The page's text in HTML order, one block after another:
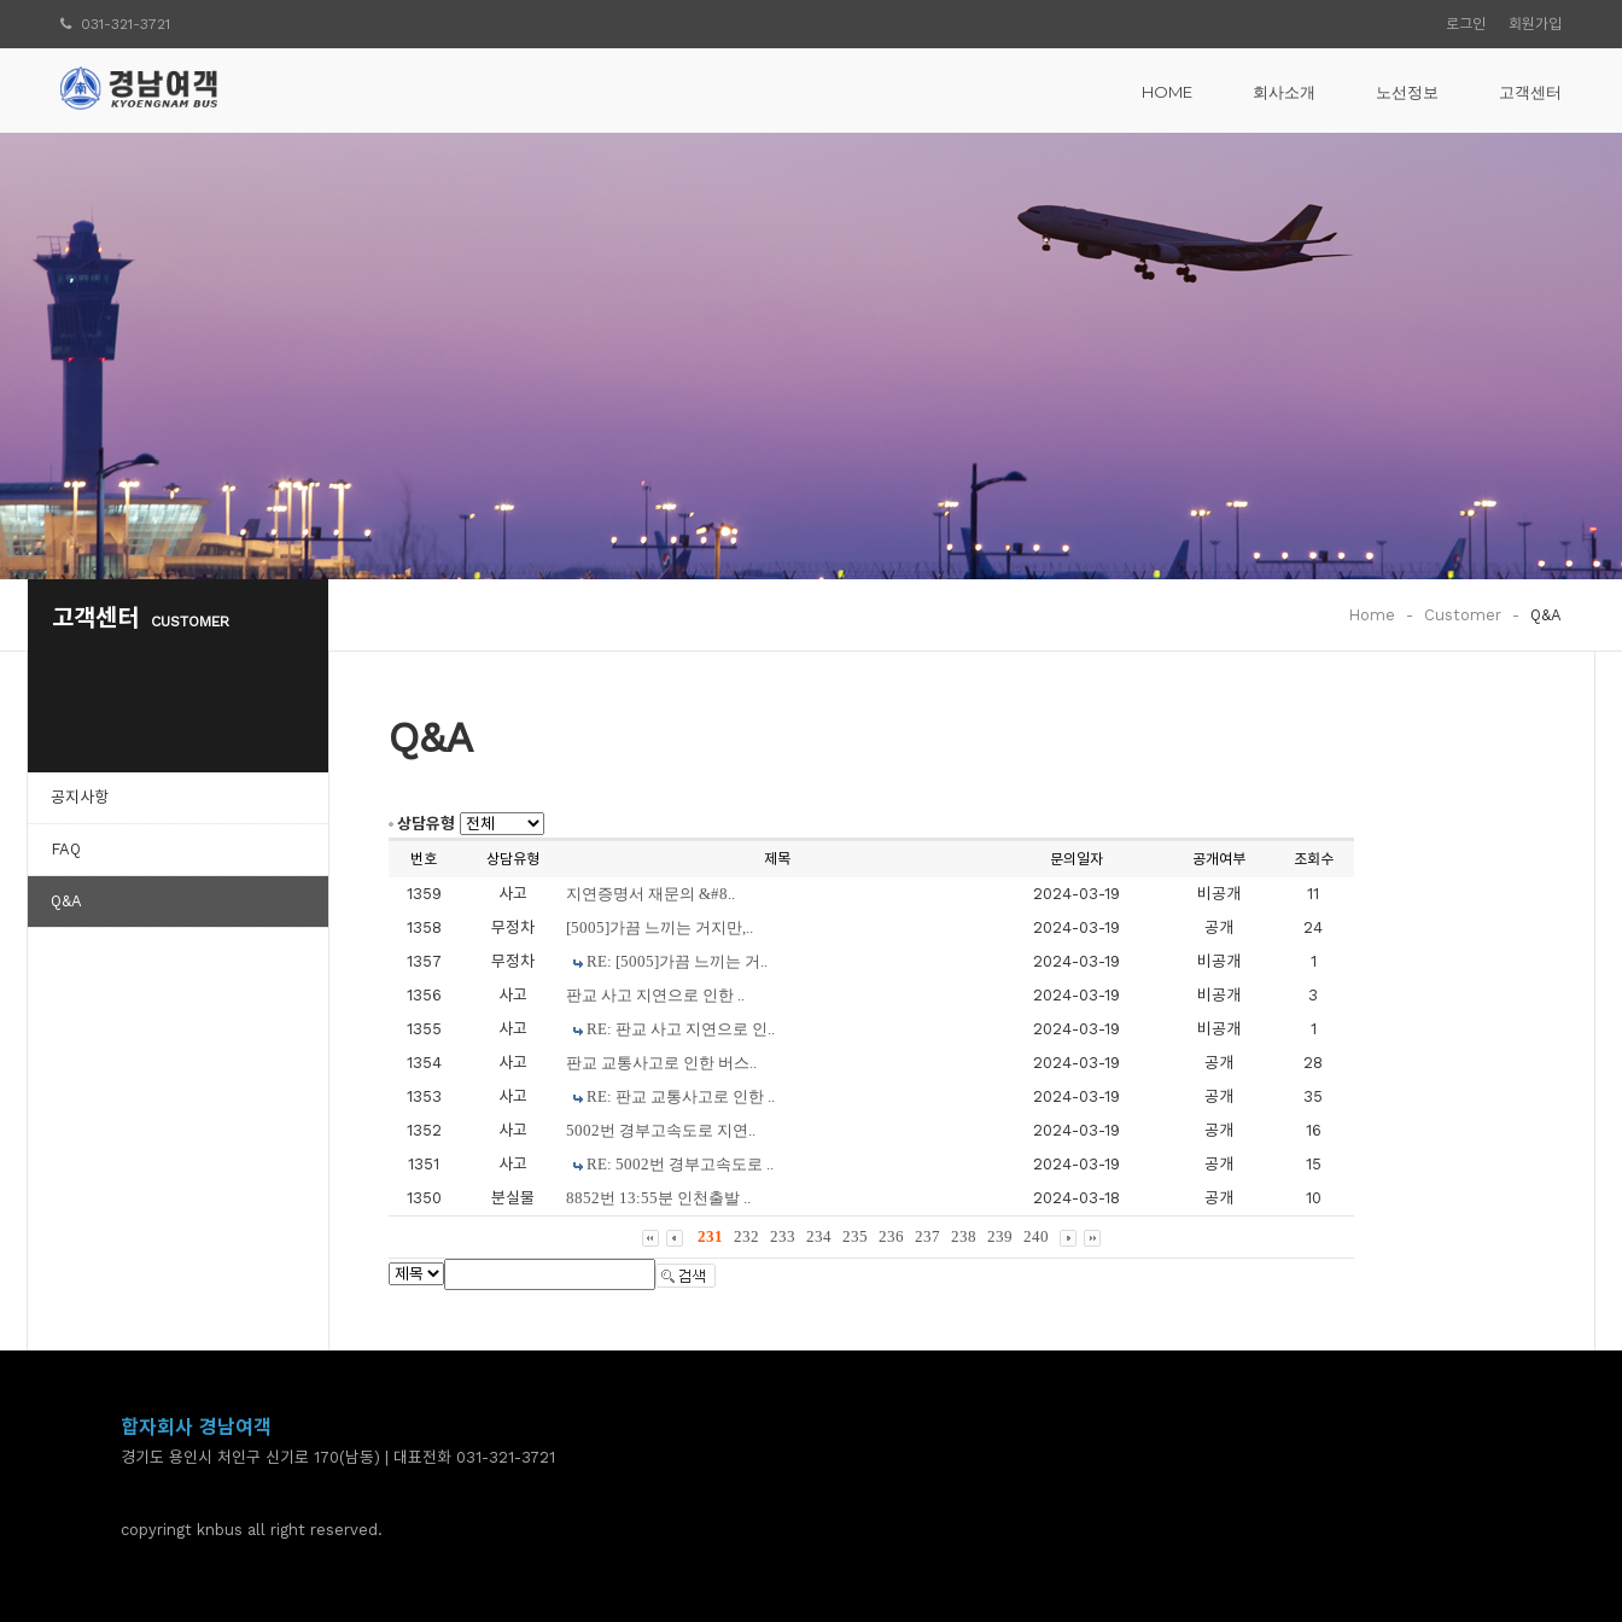
031-321-3721 로그인 회원가입
HOME 회사소개 노선정보 고객센터
Home - Customer - Q&A
고객센터 CUSTOMER
공지사항
FAQ
Q&A
Q&A
상담유형
번호 상담유형 제목 문의일자 공개여부 조회수
1359 사고 지연증명서 재문의 &#8.. 2024-03-19 비공개
11
1358
무정차 [5005]가끔 느끼는 거지만,.. 2024-03-19 공개
24
1357
무정차 RE: [5005]가끔 느끼는 거.. 2024-03-19 비공개
1
1356
사고 판교 사고 지연으로 인한 .. 2024-03-19 비공개
3
1355
사고 RE: 판교 사고 지연으로 인.. 2024-03-19 비공개
1
1354
사고 판교 교통사고로 인한 버스.. 2024-03-19 공개
28
1353
사고 RE: 판교 교통사고로 인한 .. 2024-03-19 공개
35
1352
사고 5002번 경부고속도로 지연.. 2024-03-19 공개
16
1351
사고 RE: 5002번 경부고속도로 .. 2024-03-19 공개
15
1350
분실물 8852번 13:55분 인천출발 .. 2024-03-18 공개 10
231 232 233 234 235 236 237 238 239 240
합자회사 경남여객
경기도 용인시 처인구 신기로 170(남동) | 대표전화 031-321-3721
copyringt knbus all right reserved.